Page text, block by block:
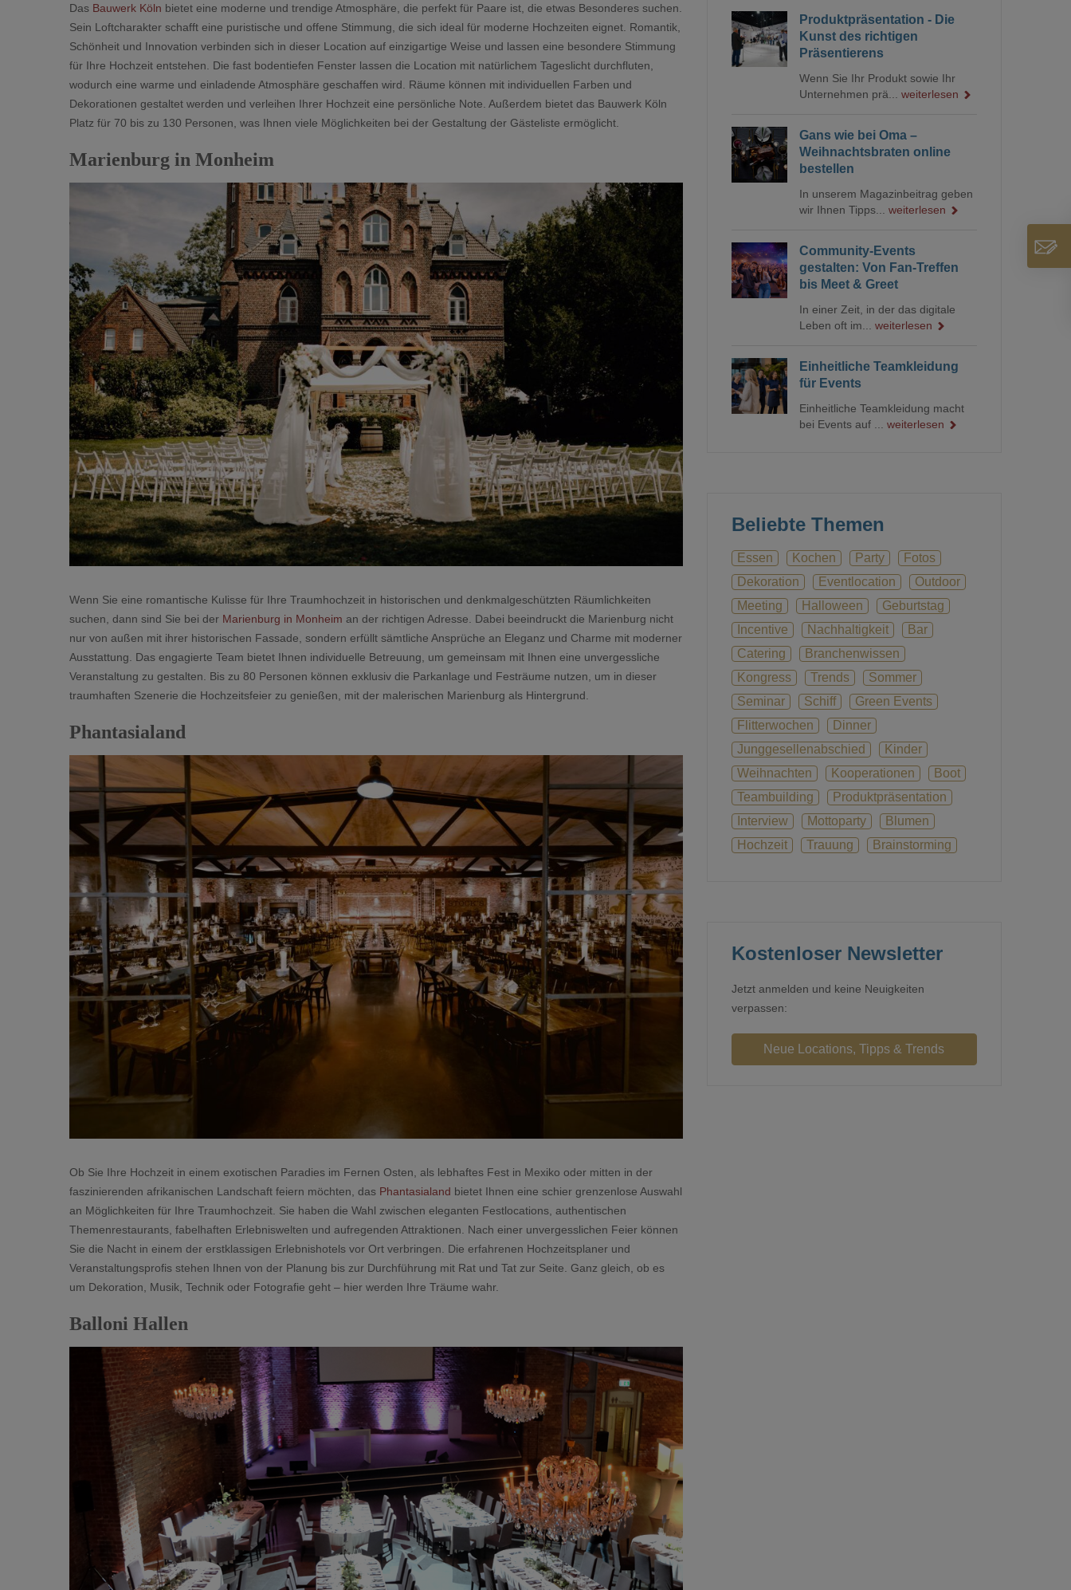
Das Bauwerk Köln bietet eine moderne und trendige Atmosphäre, die perfekt für Paare ist, die etwas Besonderes suchen.
Sein Loftcharakter schafft eine puristische und offene Stimmung, die sich ideal für moderne Hochzeiten eignet. Romantik,
Schönheit und Innovation verbinden sich in dieser Location auf einzigartige Weise und lassen eine besondere Stimmung
für Ihre Hochzeit entstehen. Die fast bodentiefen Fenster lassen die Location mit natürlichem Tageslicht durchfluten,
wodurch eine warme und einladende Atmosphäre geschaffen wird. Räume können mit individuellen Farben und
Dekorationen gestaltet werden und verleihen Ihrer Hochzeit eine persönliche Note. Außerdem bietet das Bauwerk Köln
Platz für 70 bis zu 130 Personen, was Ihnen viele Möglichkeiten bei der Gestaltung der Gästeliste ermöglicht.
Marienburg in Monheim
Wenn Sie eine romantische Kulisse für Ihre Traumhochzeit in historischen und denkmalgeschützten Räumlichkeiten
suchen, dann sind Sie bei der Marienburg in Monheim an der richtigen Adresse. Dabei beeindruckt die Marienburg nicht
nur von außen mit ihrer historischen Fassade, sondern erfüllt sämtliche Ansprüche an Eleganz und Charme mit moderner
Ausstattung. Das engagierte Team bietet Ihnen individuelle Betreuung, um gemeinsam mit Ihnen eine unvergessliche
Veranstaltung zu gestalten. Bis zu 80 Personen können exklusiv die Parkanlage und Festräume nutzen, um in dieser
traumhaften Szenerie die Hochzeitsfeier zu genießen, mit der malerischen Marienburg als Hintergrund.
Phantasialand
Ob Sie Ihre Hochzeit in einem exotischen Paradies im Fernen Osten, als lebhaftes Fest in Mexiko oder mitten in der
faszinierenden afrikanischen Landschaft feiern möchten, das Phantasialand bietet Ihnen eine schier grenzenlose Auswahl
an Möglichkeiten für Ihre Traumhochzeit. Sie haben die Wahl zwischen eleganten Festlocations, authentischen
Themenrestaurants, fabelhaften Erlebniswelten und aufregenden Attraktionen. Nach einer unvergesslichen Feier können
Sie die Nacht in einem der erstklassigen Erlebnishotels vor Ort verbringen. Die erfahrenen Hochzeitsplaner und
Veranstaltungsprofis stehen Ihnen von der Planung bis zur Durchführung mit Rat und Tat zur Seite. Ganz gleich, ob es
um Dekoration, Musik, Technik oder Fotografie geht – hier werden Ihre Träume wahr.
Balloni Hallen
Produktpräsentation - Die
Kunst des richtigen
Präsentierens
Wenn Sie Ihr Produkt sowie Ihr
Unternehmen prä... weiterlesen
Gans wie bei Oma –
Weihnachtsbraten online
bestellen
In unserem Magazinbeitrag geben
wir Ihnen Tipps... weiterlesen
Community-Events
gestalten: Von Fan-Treffen
bis Meet & Greet
In einer Zeit, in der das digitale
Leben oft im... weiterlesen
Einheitliche Teamkleidung
für Events
Einheitliche Teamkleidung macht
bei Events auf ... weiterlesen
Beliebte Themen
Essen Kochen Party
Fotos
Dekoration
Eventlocation
Outdoor
Meeting
Halloween
Geburtstag
Incentive
Nachhaltigkeit
Bar
Catering
Branchenwissen
Kongress
Trends
Sommer
Seminar
Schiff
Green Events
Flitterwochen
Dinner
Junggesellenabschied
Kinder
Weihnachten
Kooperationen
Boot
Teambuilding
Produktpräsentation
Interview
Mottoparty
Blumen
Hochzeit
Trauung Brainstorming
Kostenloser Newsletter
Jetzt anmelden und keine Neuigkeiten
verpassen: